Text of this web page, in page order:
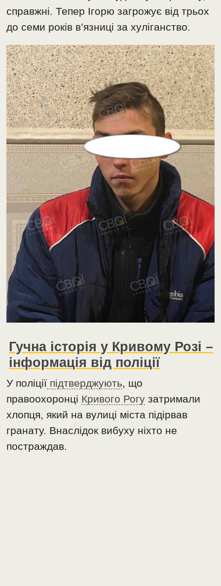
справжні. Тепер Ігорю загрожує від трьох
до семи років в’язниці за хуліганство.
Гучна історія у Кривому Розі –
інформація від поліції
У поліції підтверджують, що
правоохоронці Кривого Рогу затримали
хлопця, який на вулиці міста підірвав
гранату. Внаслідок вибуху ніхто не
постраждав.